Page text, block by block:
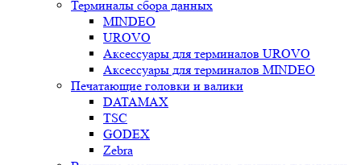
Терминалы сбора данных
MINDEO
UROVO
Аксессуары для терминалов UROVO
Аксессуары для терминалов MINDEO
Печатающие головки и валики
DATAMAX
TSC
GODEX
Zebra